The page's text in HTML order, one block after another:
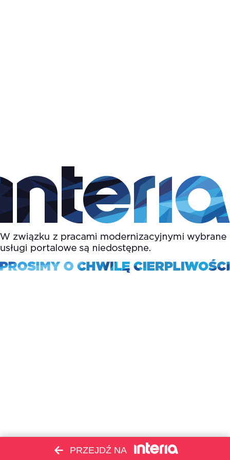
PRZEJDŹ NA